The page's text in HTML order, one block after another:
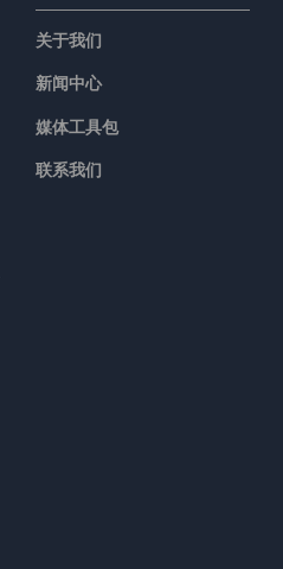
关于我们
新闻中心
媒体工具包
联系我们